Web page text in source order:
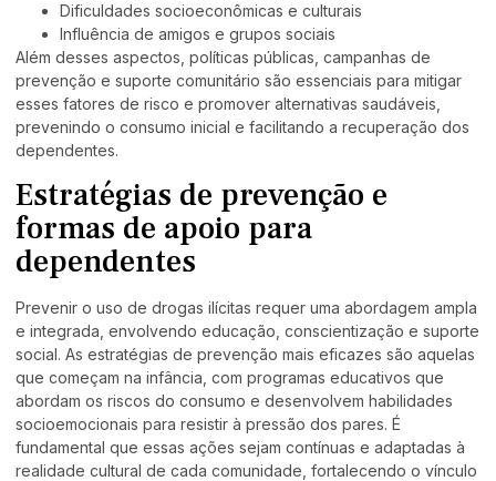
Dificuldades socioeconômicas e culturais
Influência de amigos e grupos sociais
Além desses aspectos, políticas públicas, campanhas de
prevenção e suporte comunitário são essenciais para mitigar
esses fatores de risco e promover alternativas saudáveis,
prevenindo o consumo inicial e facilitando a recuperação dos
dependentes.
Estratégias de prevenção e
formas de apoio para
dependentes
Prevenir o uso de drogas ilícitas requer uma abordagem ampla
e integrada, envolvendo educação, conscientização e suporte
social. As estratégias de prevenção mais eficazes são aquelas
que começam na infância, com programas educativos que
abordam os riscos do consumo e desenvolvem habilidades
socioemocionais para resistir à pressão dos pares. É
fundamental que essas ações sejam contínuas e adaptadas à
realidade cultural de cada comunidade, fortalecendo o vínculo